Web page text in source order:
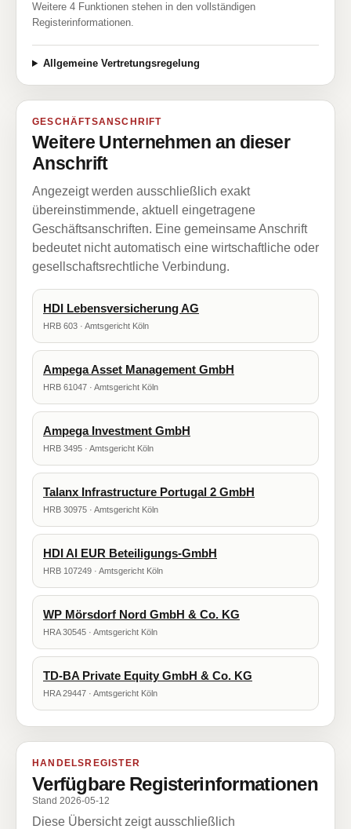
Weitere 4 Funktionen stehen in den vollständigen
Registerinformationen.
Allgemeine Vertretungsregelung
GESCHÄFTSANSCHRIFT
Weitere Unternehmen an dieser
Anschrift
Angezeigt werden ausschließlich exakt
übereinstimmende, aktuell eingetragene
Geschäftsanschriften. Eine gemeinsame Anschrift
bedeutet nicht automatisch eine wirtschaftliche oder
gesellschaftsrechtliche Verbindung.
HDI Lebensversicherung AG
HRB 603 · Amtsgericht Köln
Ampega Asset Management GmbH
HRB 61047 · Amtsgericht Köln
Ampega Investment GmbH
HRB 3495 · Amtsgericht Köln
Talanx Infrastructure Portugal 2 GmbH
HRB 30975 · Amtsgericht Köln
HDI AI EUR Beteiligungs-GmbH
HRB 107249 · Amtsgericht Köln
WP Mörsdorf Nord GmbH & Co. KG
HRA 30545 · Amtsgericht Köln
TD-BA Private Equity GmbH & Co. KG
HRA 29447 · Amtsgericht Köln
HANDELSREGISTER
Verfügbare Registerinformationen
Stand 2026-05-12
Diese Übersicht zeigt ausschließlich